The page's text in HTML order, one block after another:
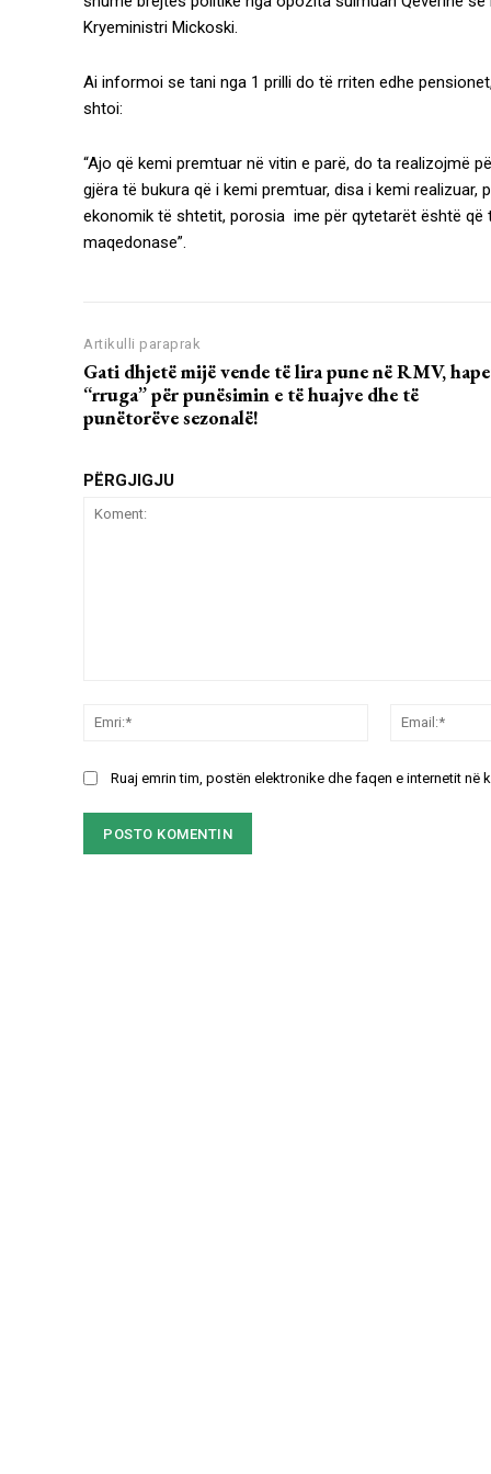
Kryeministri Mickoski.
Ai informoi se tani nga 1 prilli do të rriten edhe
shtoi:
“Ajo që kemi premtuar në vitin e parë, do ta realizojmë
gjëra të bukura që i kemi premtuar, disa i kemi
ekonomik të shtetit, porosia ime për qytetarët është që
maqedonase”.
Artikulli paraprak
Gati dhjetë mijë vende të lira pune në RMV,
“rruga” për punësimin e të huajve dhe të
punëtorëve sezonalë!
PËRGJIGJU
Emri:*
Ruaj emrin tim, postën elektronike dhe faqen e internetit në